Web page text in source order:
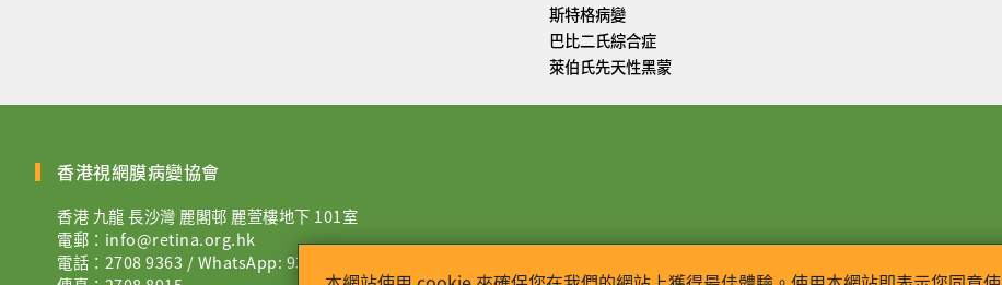
斯特格病變
巴比二氏綜合症
萊伯氏先天性黑蒙
香港視網膜病變協會
香港 九龍 長沙灣 麗閣邨 麗萱樓地下 101室
電郵： info@retina.org.hk
電話：2708 9363 / WhatsApp: 9344 3882